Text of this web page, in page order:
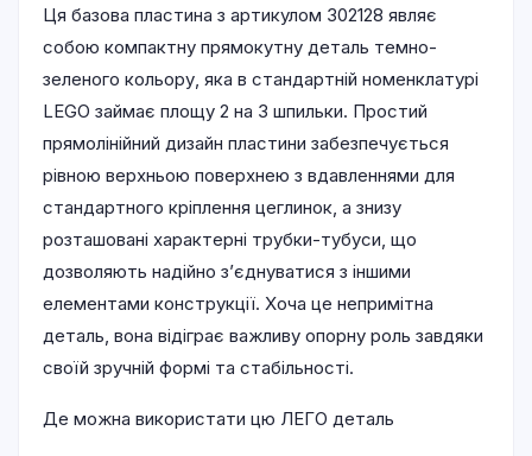
Ця базова пластина з артикулом 302128 являє
собою компактну прямокутну деталь темно-
зеленого кольору, яка в стандартній номенклатурі
LEGO займає площу 2 на 3 шпильки. Простий
прямолінійний дизайн пластини забезпечується
рівною верхньою поверхнею з вдавленнями для
стандартного кріплення цеглинок, а знизу
розташовані характерні трубки-тубуси, що
дозволяють надійно з’єднуватися з іншими
елементами конструкції. Хоча це непримітна
деталь, вона відіграє важливу опорну роль завдяки
своїй зручній формі та стабільності.
Де можна використати цю ЛЕГО деталь